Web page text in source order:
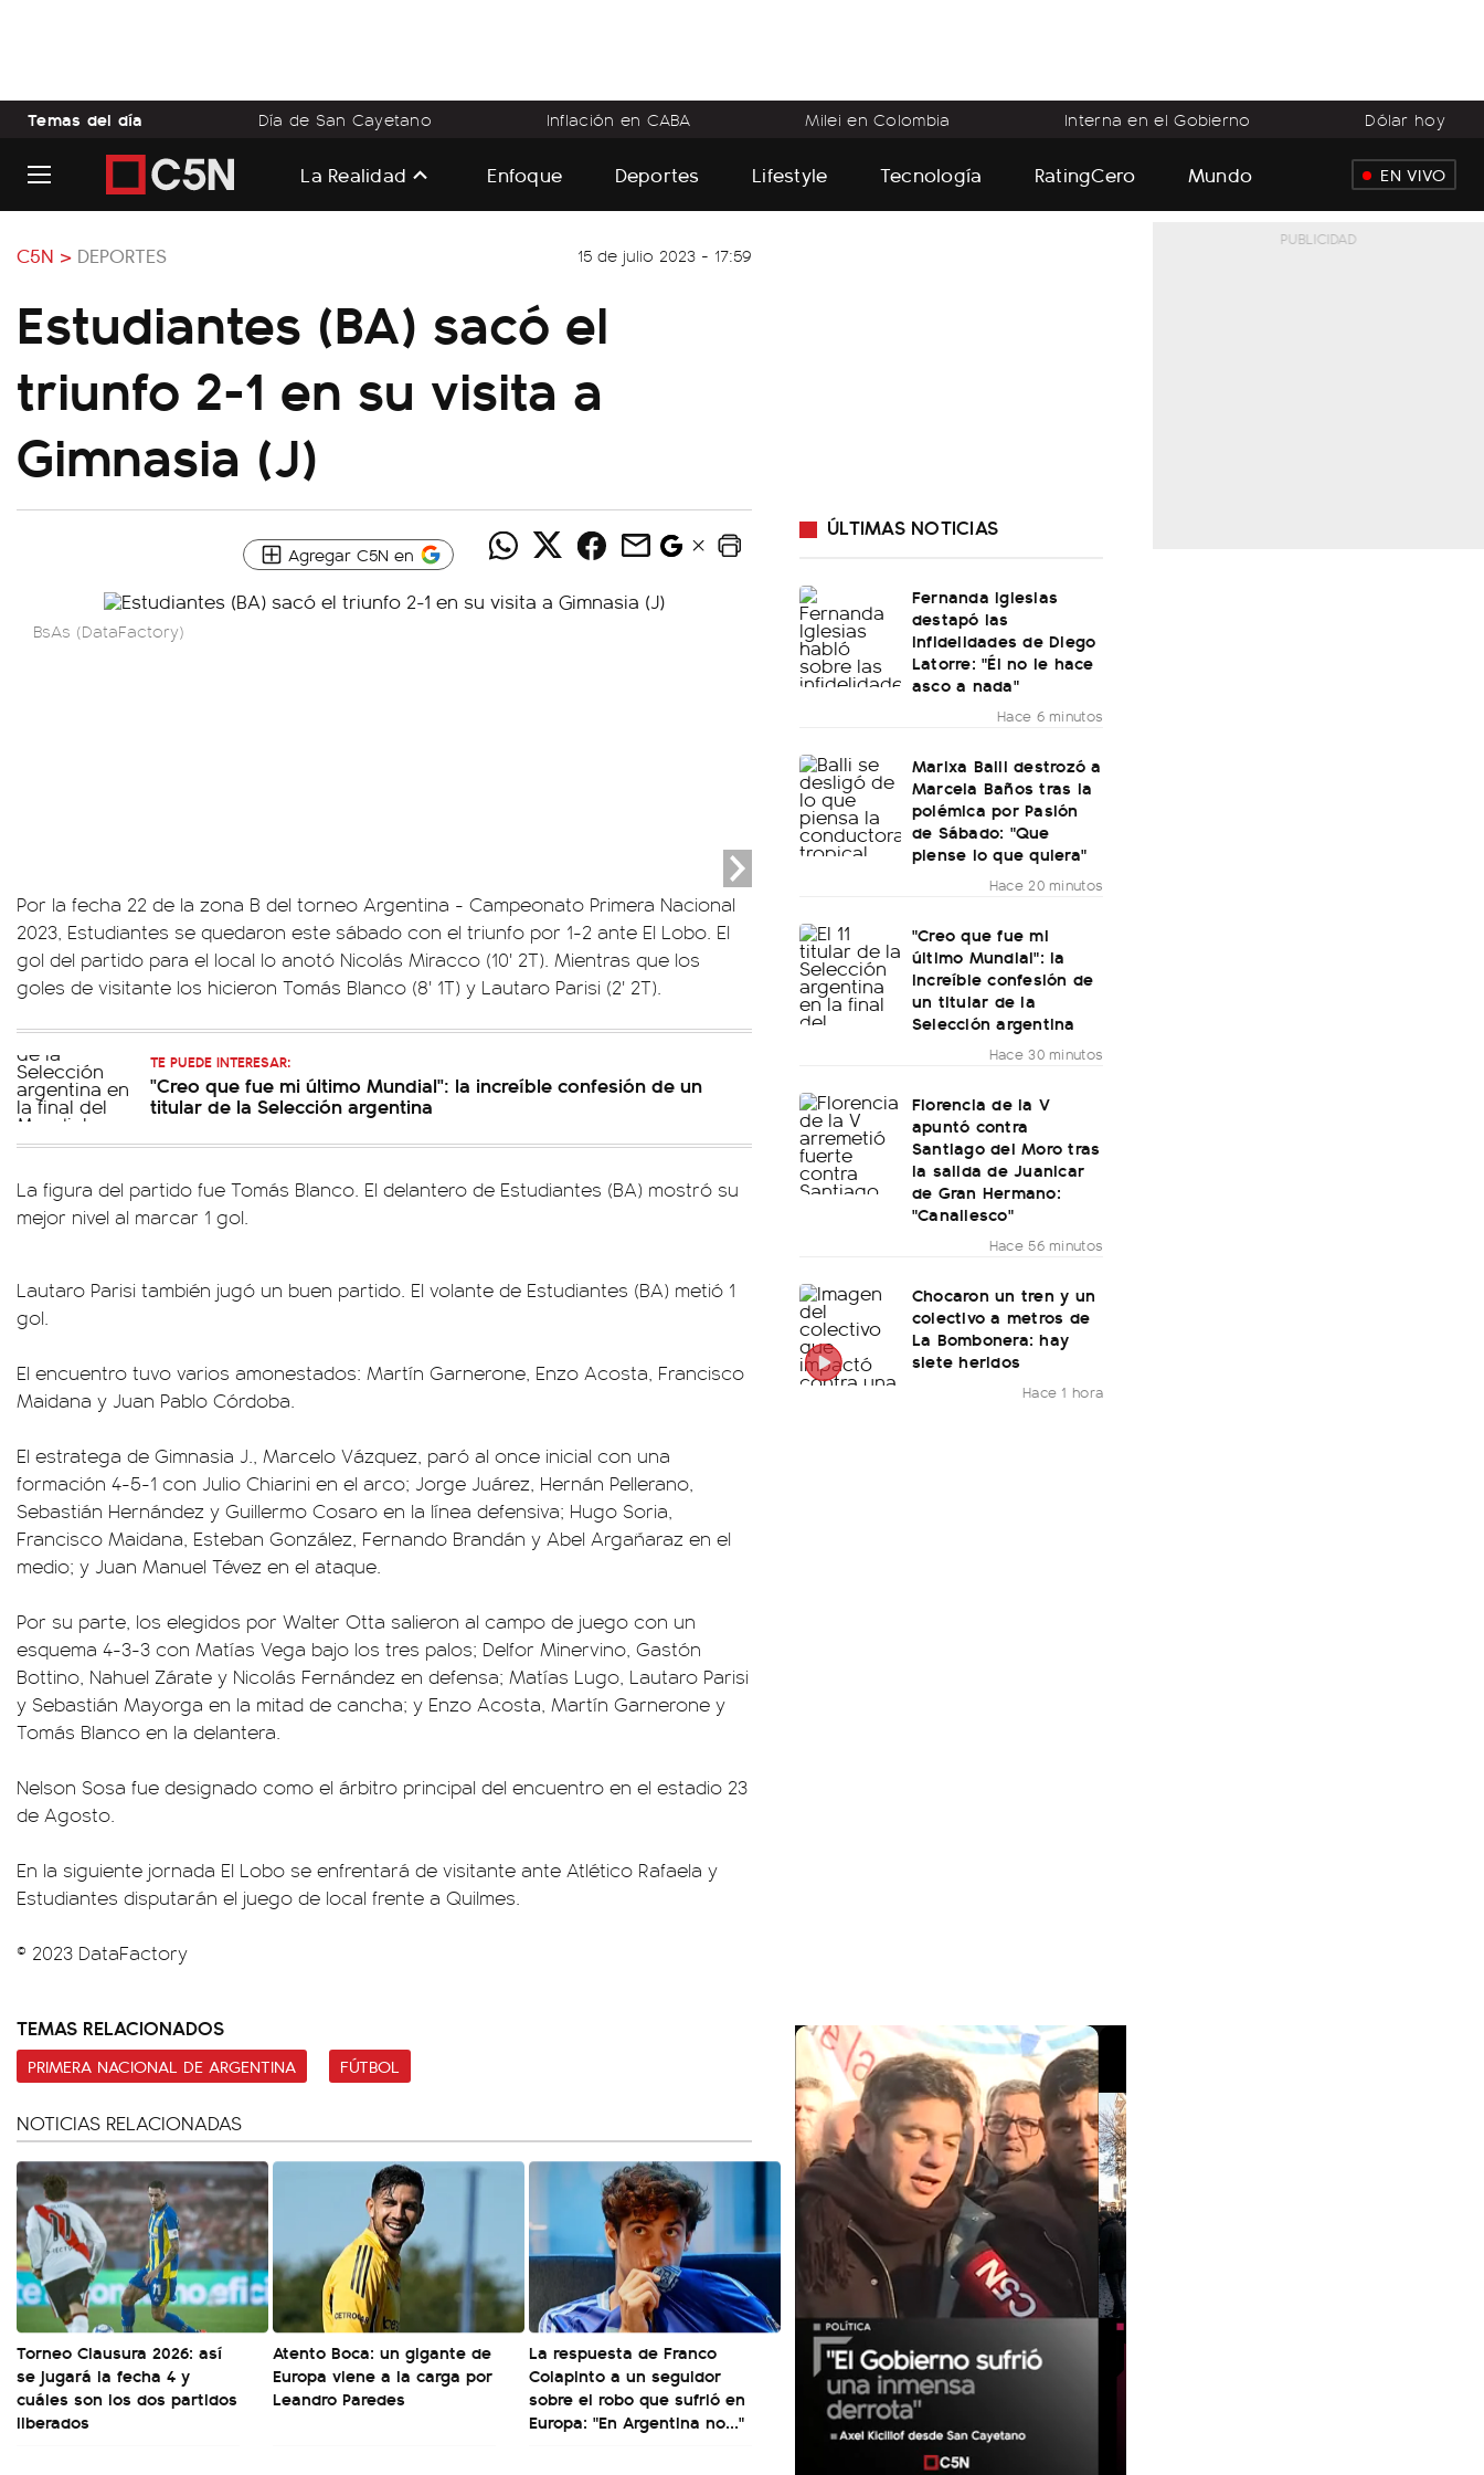
Temas del día Día de San Cayetano Inflación en CABA Milei en Colombia Interna en el Gobierno Dólar hoy
La Realidad Enfoque Deportes Lifestyle Tecnología RatingCero Mundo EN VIVO
C5N > DEPORTES 15 de julio 2023 - 17:59
Estudiantes (BA) sacó el
triunfo 2-1 en su visita a
Gimnasia (J)
Agregar C5N en
BsAs (DataFactory)
Por la fecha 22 de la zona B del torneo Argentina - Campeonato Primera Nacional
2023, Estudiantes se quedaron este sábado con el triunfo por 1-2 ante El Lobo. El
gol del partido para el local lo anotó Nicolás Miracco (10' 2T). Mientras que los
goles de visitante los hicieron Tomás Blanco (8' 1T) y Lautaro Parisi (2' 2T).
TE PUEDE INTERESAR:
"Creo que fue mi último Mundial": la increíble confesión de un
titular de la Selección argentina
La figura del partido fue Tomás Blanco. El delantero de Estudiantes (BA) mostró su
mejor nivel al marcar 1 gol.
Lautaro Parisi también jugó un buen partido. El volante de Estudiantes (BA) metió 1
gol.
El encuentro tuvo varios amonestados: Martín Garnerone, Enzo Acosta, Francisco
Maidana y Juan Pablo Córdoba.
El estratega de Gimnasia J., Marcelo Vázquez, paró al once inicial con una
formación 4-5-1 con Julio Chiarini en el arco; Jorge Juárez, Hernán Pellerano,
Sebastián Hernández y Guillermo Cosaro en la línea defensiva; Hugo Soria,
Francisco Maidana, Esteban González, Fernando Brandán y Abel Argañaraz en el
medio; y Juan Manuel Tévez en el ataque.
Por su parte, los elegidos por Walter Otta salieron al campo de juego con un
esquema 4-3-3 con Matías Vega bajo los tres palos; Delfor Minervino, Gastón
Bottino, Nahuel Zárate y Nicolás Fernández en defensa; Matías Lugo, Lautaro Parisi
y Sebastián Mayorga en la mitad de cancha; y Enzo Acosta, Martín Garnerone y
Tomás Blanco en la delantera.
Nelson Sosa fue designado como el árbitro principal del encuentro en el estadio 23
de Agosto.
En la siguiente jornada El Lobo se enfrentará de visitante ante Atlético Rafaela y
Estudiantes disputarán el juego de local frente a Quilmes.
© 2023 DataFactory
TEMAS RELACIONADOS
PRIMERA NACIONAL DE ARGENTINA FÚTBOL
NOTICIAS RELACIONADAS
Torneo Clausura 2026: así
se jugará la fecha 4 y
cuáles son los dos partidos
liberados
Atento Boca: un gigante de
Europa viene a la carga por
Leandro Paredes
La respuesta de Franco
Colapinto a un seguidor
sobre el robo que sufrió en
Europa: "En Argentina no..."
ÚLTIMAS NOTICIAS
Fernanda Iglesias
destapó las
infidelidades de Diego
Latorre: "Él no le hace
asco a nada"
Hace 6 minutos
Marixa Balli destrozó a
Marcela Baños tras la
polémica por Pasión
de Sábado: "Que
piense lo que quiera"
Hace 20 minutos
"Creo que fue mi
último Mundial": la
increíble confesión de
un titular de la
Selección argentina
Hace 30 minutos
Florencia de la V
apuntó contra
Santiago del Moro tras
la salida de Juanicar
de Gran Hermano:
"Canallesco"
Hace 56 minutos
Chocaron un tren y un
colectivo a metros de
La Bombonera: hay
siete heridos
Hace 1 hora